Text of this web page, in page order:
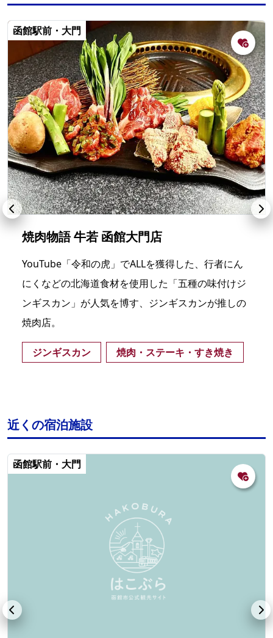
函館駅前・大門
焼肉物語 牛若 函館大門店
YouTube「令和の虎」でALLを獲得した、行者にん
にくなどの北海道食材を使用した「五種の味付けジ
ンギスカン」が人気を博す、ジンギスカンが推しの
焼肉店。
ジンギスカン 焼肉・ステーキ・すき焼き
近くの宿泊施設
函館駅前・大門